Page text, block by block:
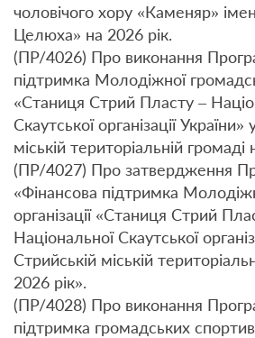
чоловічого хору «Каменяр»
Целюха» на 2026 рік.
(ПР/4026) Про виконання
підтримка Молодіжної
«Станиця Стрий Пласту –
Скаутської організації України»
міській територіальній громаді
(ПР/4027) Про затвердження
«Фінансова підтримка
організації «Станиця Стрий
Національної Скаутської
Стрийській міській
2026 рік».
(ПР/4028) Про виконання
підтримка громадських